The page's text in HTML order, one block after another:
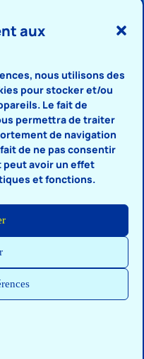
aux
nous utilisons des
pour stocker et/ou
Le fait de
permettra de traiter
de navigation
de ne pas consentir
avoir un effet
et fonctions.